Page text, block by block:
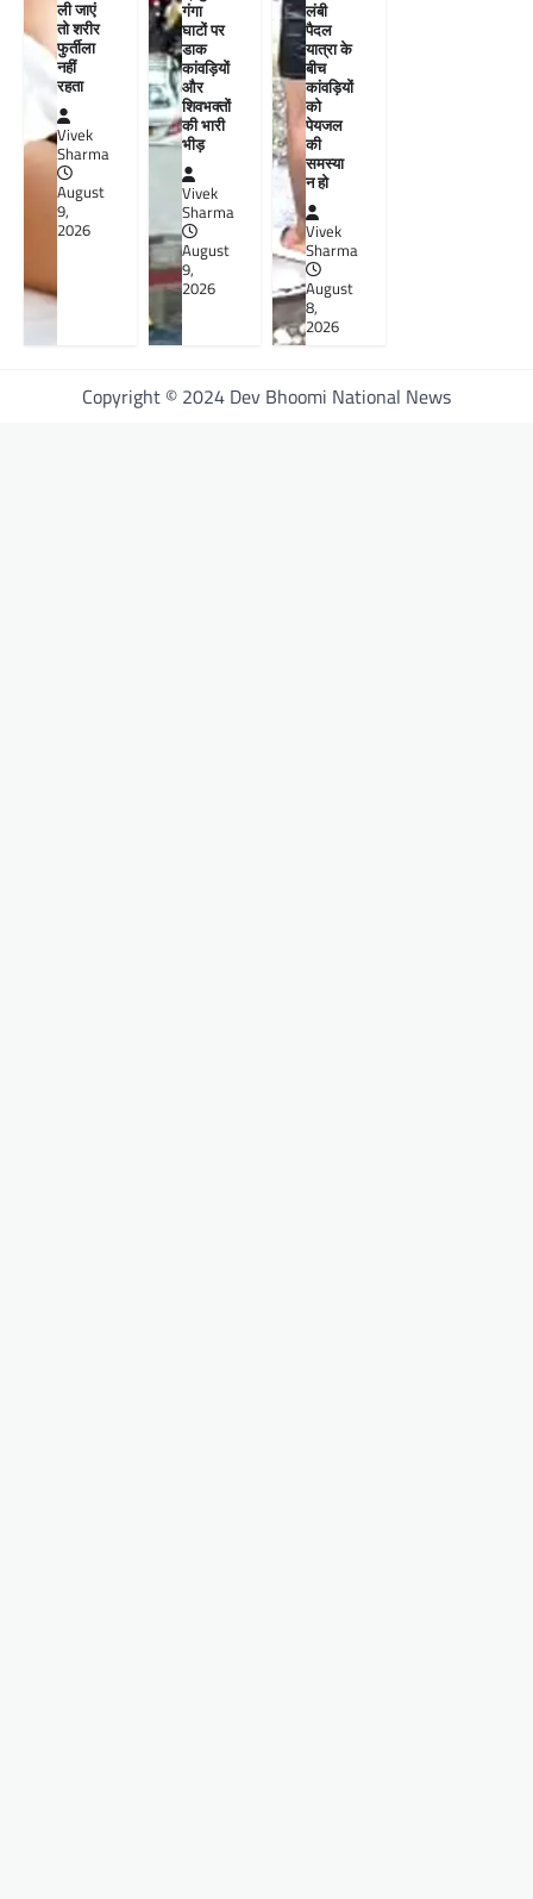
ली जाएं
तो शरीर
फुर्तीला
नहीं
रहता
Vivek
Sharma
August
9,
2026
गंगा
घाटों पर
डाक
कांवड़ियों
और
शिवभक्तों
की भारी
भीड़
Vivek
Sharma
August
9,
2026
लंबी
पैदल
यात्रा के
बीच
कांवड़ियों
को
पेयजल
की
समस्या
न हो
Vivek
Sharma
August
8,
2026
Copyright © 2024 Dev Bhoomi National News